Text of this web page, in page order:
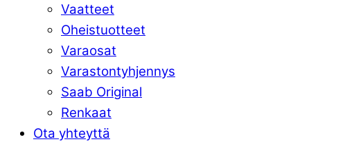
Vaatteet
Oheistuotteet
Varaosat
Varastontyhjennys
Saab Original
Renkaat
Ota yhteyttä